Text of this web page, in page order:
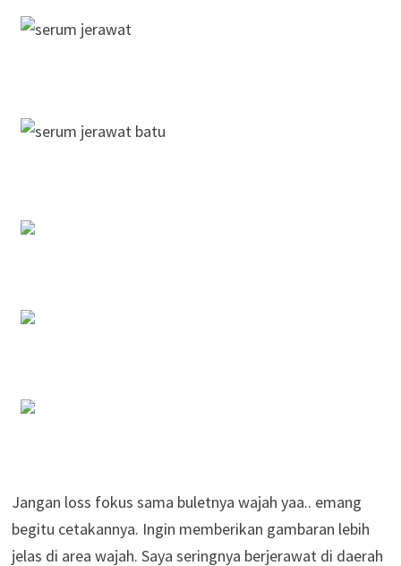
Jangan loss fokus sama buletnya wajah yaa.. emang
begitu cetakannya. Ingin memberikan gambaran lebih
jelas di area wajah. Saya seringnya berjerawat di daerah